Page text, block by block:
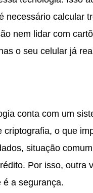
necessário calcular
nem lidar com
o seu celular já
conta com um
criptografia, o que
situação
Por isso, outra
é a segurança.